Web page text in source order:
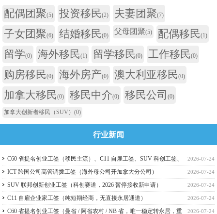
配偶团聚(5) 投资移民(2) 夫妻团聚(7)
子女团聚(6) 结婚移民(0) 父母团聚(5) 配偶移民(1)
留学(0) 海外移民(1) 留学移民(0) 工作移民(0)
购房移民(0) 海外房产(0) 澳大利亚移民(0)
加拿大移民(0) 移民中介(0) 移民公司 (0)
加拿大创新者移民（SUV） (0)
行业新闻
2026-07-24
C60 省提名创业工签（移民主流）、C11 自雇工签、SUV 科创工签、
ICT 跨国高管工签比较
2026-07-24
ICT 跨国公司高管调拨工签（海外母公司开加拿大分公司）
2026-07-24
SUV 联邦创新创业工签（科创赛道，2026 暂停接收新申请）
2026-07-24
C11 自雇企业家工签（纯短期经商，无直接永居通道）
2026-07-24
C60 省提名创业工签（曼省 / 阿省农村 / NB 省，唯一稳定转永居，重